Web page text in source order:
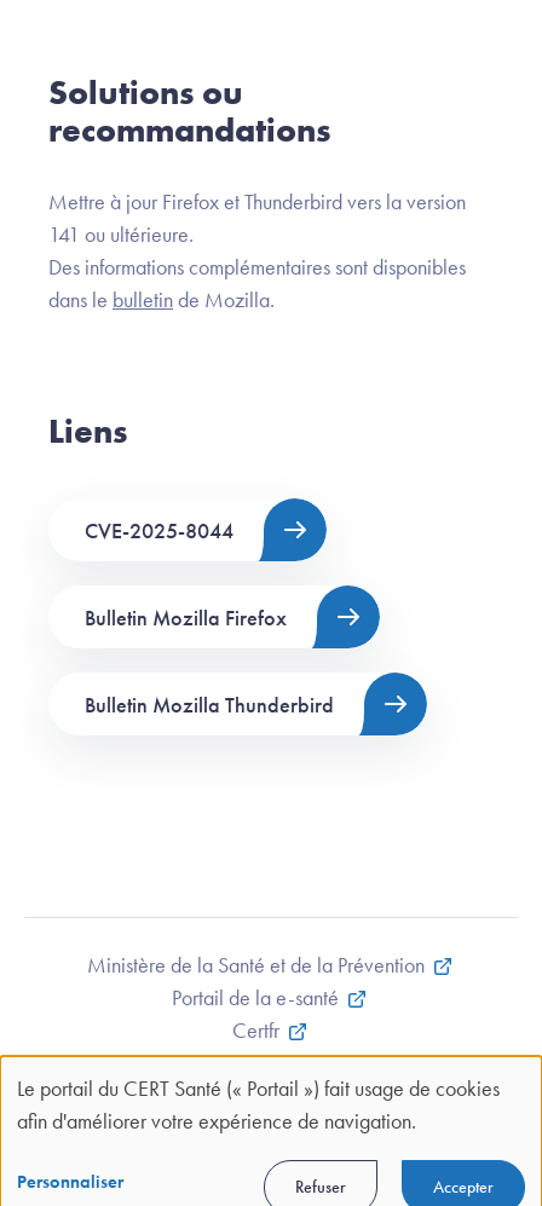
Solutions ou
recommandations
Mettre à jour Firefox et Thunderbird vers la version
141 ou ultérieure.
Des informations complémentaires sont disponibles
dans le bulletinde Mozilla.
Liens
CVE-2025-8044
Bulletin Mozilla Firefox
Bulletin Mozilla Thunderbird
Ministère de la Santé et de la Prévention
Portail de la e-santé
Certfr
Mentions légales et CGU
Contact
Politique de confidentialité
Panneau
gestion
Le portail du CERT Santé (« Portail ») fait usage de cookies
afin d'améliorer votre expérience de navigation.
Personnaliser Refuser Accepter